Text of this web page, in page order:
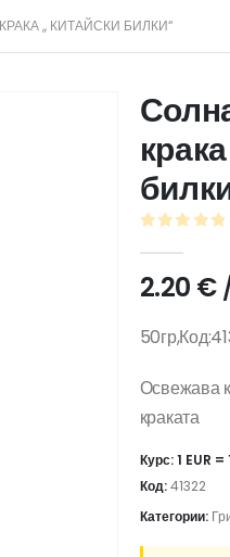
,, КИТАЙСКИ БИЛКИ“
2.20 €
Освежава
краката
Курс: 1 EUR
Код:41322
Категории: